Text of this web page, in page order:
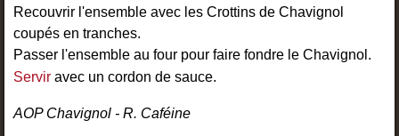
Recouvrir l'ensemble avec les Crottins de Chavignol
coupés en tranches.
Passer l'ensemble au four pour faire fondre le Chavignol.
Servir avec un cordon de sauce.
AOP Chavignol - R. Caféine